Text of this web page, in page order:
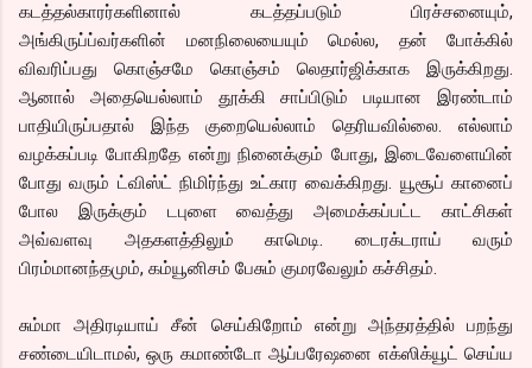
கடத்தல்காரர்களினால் கடத்தப்படும் பிரச்சனையும்,
அங்கிருப்ப்வர்களின் மனநிலையையும் மெல்ல, தன் போக்கில்
விவரிப்பது கொஞ்சமே கொஞ்சம் லெதார்ஜிக்காக இருக்கிறது.
ஆனால் அதையெல்லாம் தூக்கி சாப்பிடும் படியான இரண்டாம்
பாதியிருப்பதால் இந்த குறையெல்லாம் தெரியவில்லை. எல்லாம்
வழக்கப்படி போகிறதே என்று நினைக்கும் போது, இடைவேளையின்
போது வரும் ட்விஸ்ட் நிமிர்ந்து உட்கார வைக்கிறது. யூசூப் கானைப்
போல இருக்கும் டபுளை வைத்து அமைக்கப்பட்ட காட்சிகள்
அவ்வளவு அதகளத்திலும் காமெடி. டைரக்டராய் வரும்
பிரம்மானந்தமும், கம்யூனிசம் பேசும் குமரவேலும் கச்சிதம்.
சும்மா அதிரடியாய் சீன் செய்கிறோம் என்று அந்தரத்தில் பறந்து
சண்டையிடாமல், ஒரு கமாண்டோ ஆப்பரேஷனை எக்ஸிக்யூட் செய்ய